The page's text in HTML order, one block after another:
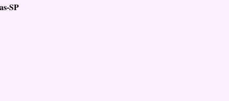
SP